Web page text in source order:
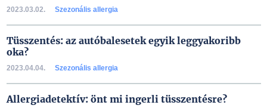
2023.03.02. Szezonális allergia
Tüsszentés: az autóbalesetek egyik leggyakoribb
oka?
2023.04.04. Szezonális allergia
Allergiadetektív: önt mi ingerli tüsszentésre?